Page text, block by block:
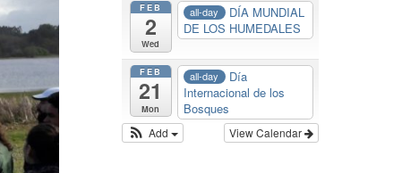
FEB
2
Wed
all-day
DÍA MUNDIAL
DE LOS HUMEDALES
FEB
21
Mon
all-day
Día
Internacional de los
Bosques
View Calendar
Add